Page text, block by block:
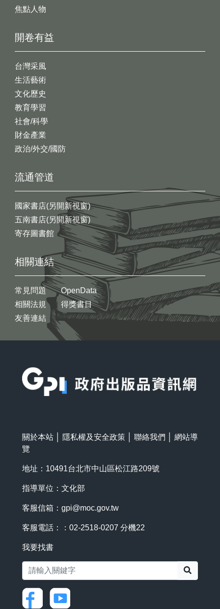
開卷有益
台灣采風
生活藝術
文化歷史
教育學習
社會/科學
財金產業
政治/外交/國防
焦點人物
流通管道
國家書店(另開新視窗)
五南書店(另開新視窗)
寄存圖書館
相關連結
常見問題
相關法規
友善連結
OpenData
得獎書目
關於本站 隱私權及安全政策 聯絡我們
網站導
覽
地址：10491台北市中山區松江路209號
指導單位：文化部
客服信箱： gpi@moc.gov.tw
客服電話：：02-2518-0207 分機22
我要找書